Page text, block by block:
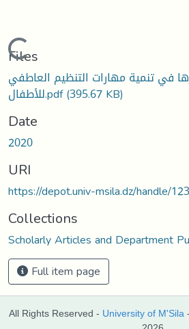
Loading...
Files
في تنمية مهارات التنظيم العاطفي
للأطفال.pdf(395.67 KB)
Date
2020
URI
https://depot.univ-msila.dz/handle/
Collections
Scholarly Articles and Department
Full item page
All Rights Reserved - University of M'Sila